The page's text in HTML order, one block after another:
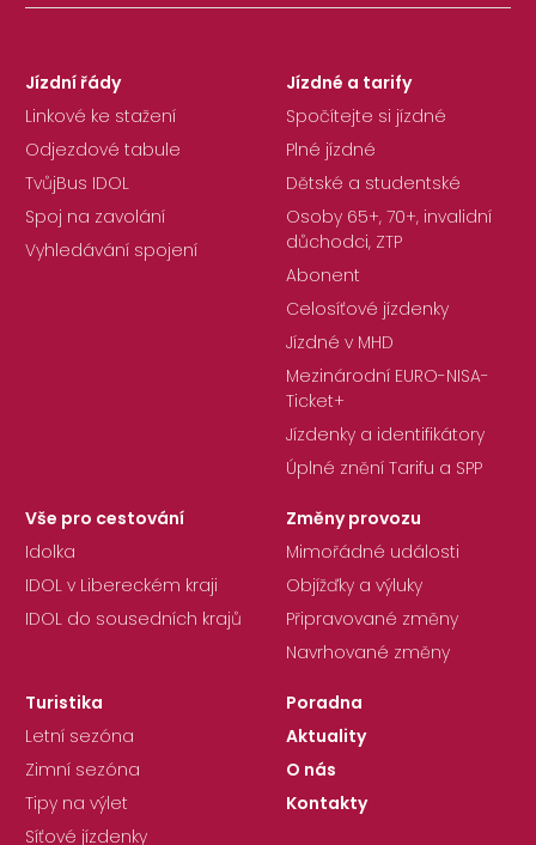
Jízdní řády
Linkové ke stažení
Odjezdové tabule
TvůjBus IDOL
Spoj na zavolání
Vyhledávání spojení
Jízdné a tarify
Spočítejte si jízdné
Plné jízdné
Dětské a studentské
Osoby 65+, 70+, invalidní
důchodci, ZTP
Abonent
Celosíťové jízdenky
Jízdné v MHD
Mezinárodní EURO-NISA-
Ticket+
Jízdenky a identifikátory
Úplné znění Tarifu a SPP
Vše pro cestování
Idolka
IDOL v Libereckém kraji
IDOL do sousedních krajů
Změny provozu
Mimořádné události
Objížďky a výluky
Připravované změny
Navrhované změny
Turistika
Letní sezóna
Zimní sezóna
Tipy na výlet
Síťové jízdenky
Poradna
Aktuality
O nás
Kontakty